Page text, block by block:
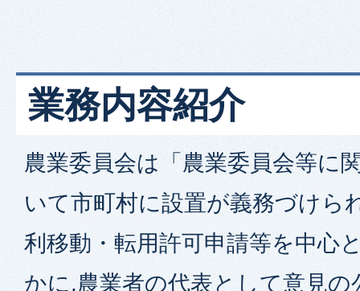
業務内容紹介
農業委員会は「農業委員会等に
いて市町村に設置が義務づけら
利移動・転用許可申請等を中心
かに,農業者の代表として意見の